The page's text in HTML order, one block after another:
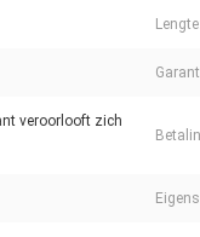
veroorlooft zich